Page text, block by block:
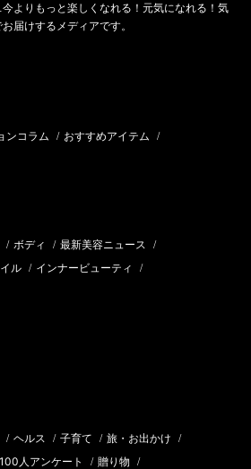
よりもっと楽しくなれる！元気になれる！気
届けするメディアです。
ンコラム / おすすめアイテム /
/ ボディ / 最新美容ニュース /
ル / インナービューティ /
/ ヘルス / 子育て / 旅・お出かけ /
100人アンケート / 贈り物 /